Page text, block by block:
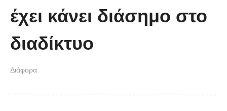
έχει κάνει διάσημο στο
διαδίκτυο
Διάφορα